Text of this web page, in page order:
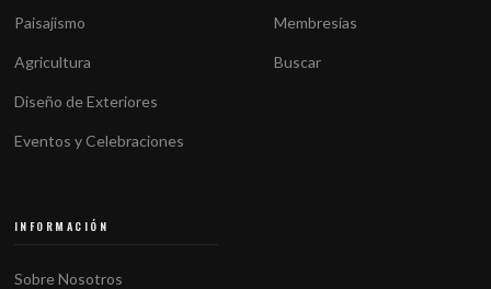
Paisajismo
Agricultura
Diseño de Exteriores
Eventos y Celebraciones
Membresías
Buscar
INFORMACIÓN
Sobre Nosotros